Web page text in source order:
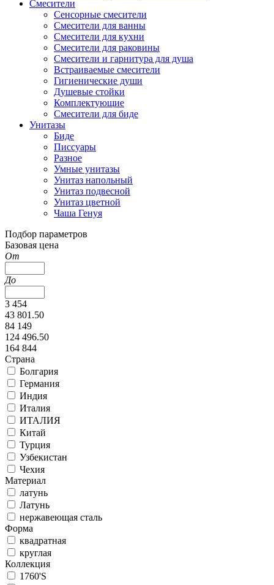
Смесители
Сенсорные смесители
Смесители для ванны
Смесители для кухни
Смесители для раковины
Смесители и гарнитура для душа
Встраиваемые смесители
Гигиенические души
Душевые стойки
Комплектующие
Смесители для биде
Унитазы
Биде
Писсуары
Разное
Умные унитазы
Унитаз напольный
Унитаз подвесной
Унитаз цветной
Чаша Генуя
Подбор параметров
Базовая цена
От
До
3 454
43 801.50
84 149
124 496.50
164 844
Страна
Болгария
Германия
Индия
Италия
ИТАЛИЯ
Китай
Турция
Узбекистан
Чехия
Материал
латунь
Латунь
нержавеющая сталь
Форма
квадратная
круглая
Коллекция
1760'S